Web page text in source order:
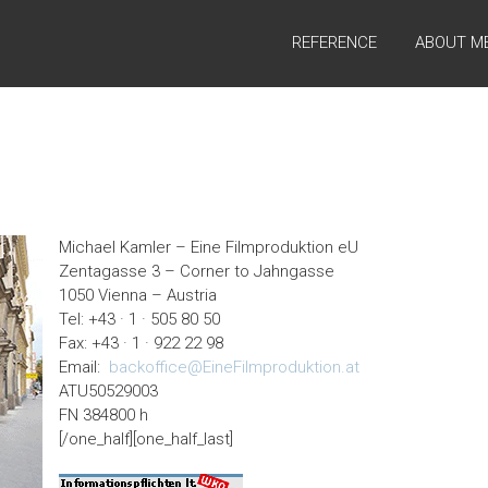
REFERENCE ABOUT
Michael Kamler – Eine Filmproduktion eU
Zentagasse 3 – Corner to Jahngasse
1050 Vienna – Austria
Tel: +43 · 1 · 505 80 50
Fax: +43 · 1 · 922 22 98
Email: backoffice@EineFilmproduktion.at
ATU50529003
FN 384800 h
[/one_half][one_half_last]